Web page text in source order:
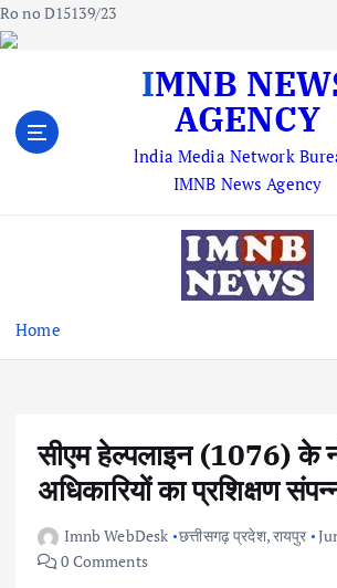
Ro no D15139/23
IMNB NEWS
AGENCY
lndia Media Network
IMNB News Agency
Home
सीएम हेल्पलाइन (1076) के
अधिकारियों का प्रशिक्षण
Imnb WebDesk छत्तीसगढ़ प्रदेश,रायपुर
0 Comments